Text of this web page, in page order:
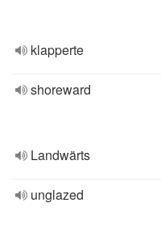
klapperte
shoreward
Landwärts
unglazed